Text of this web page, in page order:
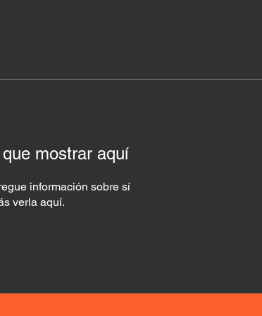
mostrar aquí
información sobre sí
verla aquí.